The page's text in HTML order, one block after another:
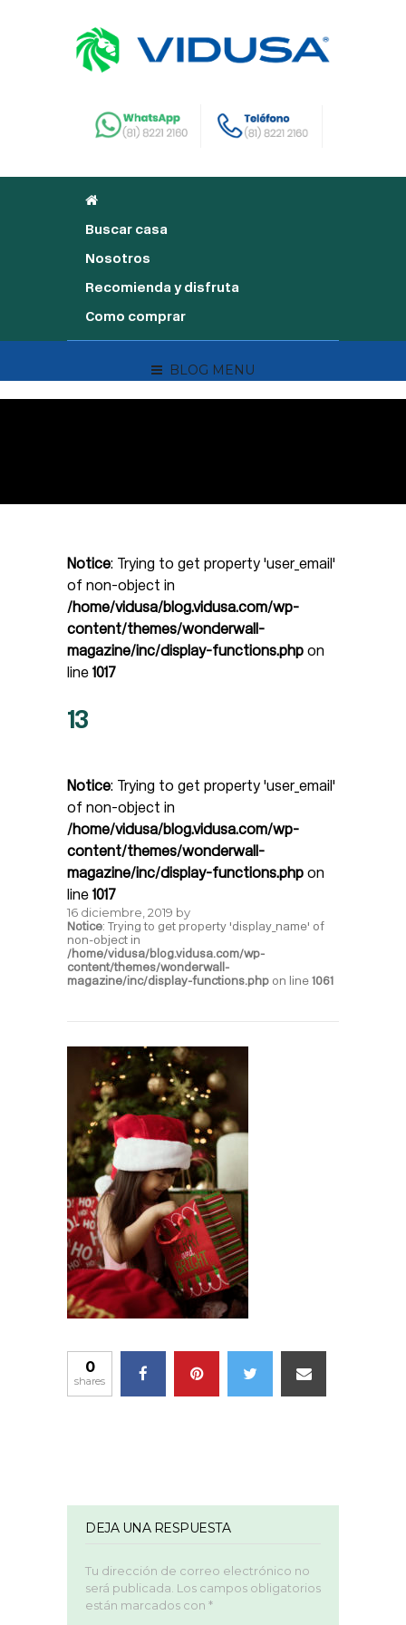
Buscar casa
Nosotros
Recomienda y disfruta
Como comprar
BLOG MENU
Notice: Trying to get property 'user_email'
of non-object in
/home/vidusa/blog.vidusa.com/wp-
content/themes/wonderwall-
magazine/inc/display-functions.php on
line 1017
13
Notice: Trying to get property 'user_email'
of non-object in
/home/vidusa/blog.vidusa.com/wp-
content/themes/wonderwall-
magazine/inc/display-functions.php on
line 1017
16 diciembre, 2019 by
Notice: Trying to get property 'display_name' of
non-object in
/home/vidusa/blog.vidusa.com/wp-
content/themes/wonderwall-
magazine/inc/display-functions.php on line 1061
0
shares
DEJA UNA RESPUESTA
Tu dirección de correo electrónico no
será publicada. Los campos obligatorios
están marcados con *